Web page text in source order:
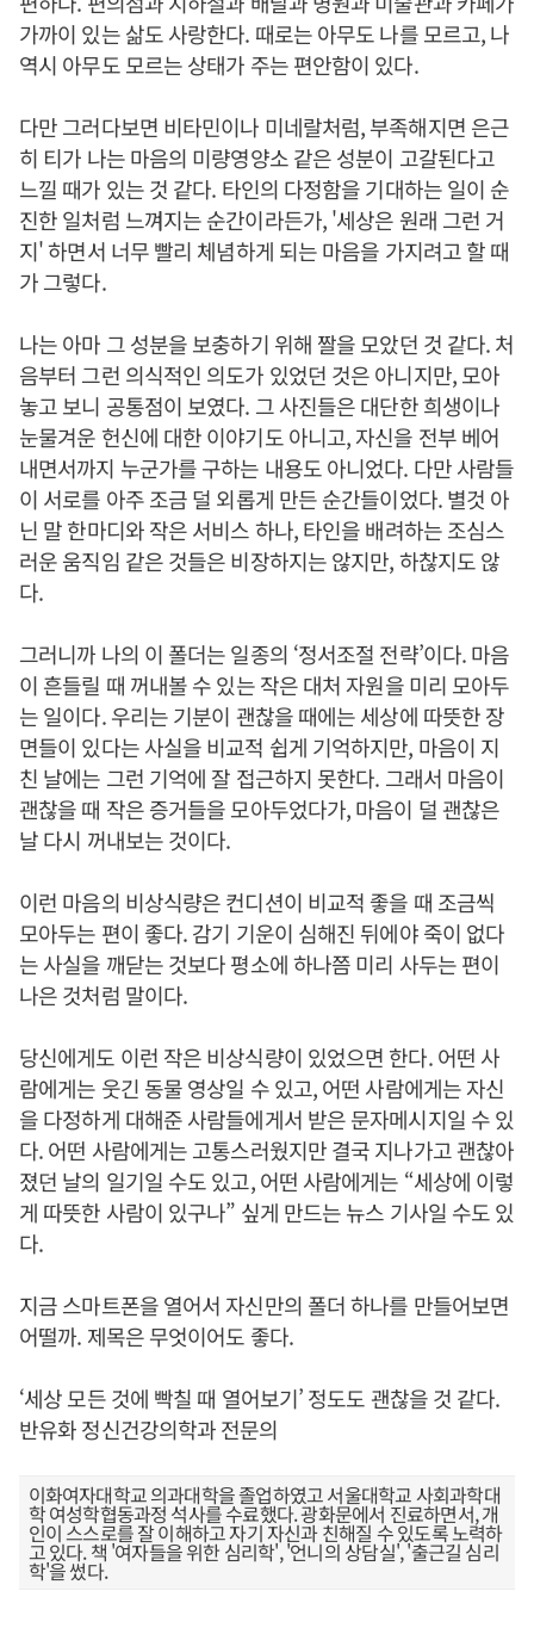
가까이 있는 삶도 사랑한다. 때로는 아무도 나를 모르고, 나
역시 아무도 모르는 상태가 주는 편안함이 있다.
다만 그러다보면 비타민이나 미네랄처럼, 부족해지면 은근
히 티가 나는 마음의 미량영양소 같은 성분이 고갈된다고
느낄 때가 있는 것 같다. 타인의 다정함을 기대하는 일이 순
진한 일처럼 느껴지는 순간이라든가, '세상은 원래 그런 거
지' 하면서 너무 빨리 체념하게 되는 마음을 가지려고 할 때
가 그렇다.
나는 아마 그 성분을 보충하기 위해 짤을 모았던 것 같다. 처
음부터 그런 의식적인 의도가 있었던 것은 아니지만, 모아
놓고 보니 공통점이 보였다. 그 사진들은 대단한 희생이나
눈물겨운 헌신에 대한 이야기도 아니고, 자신을 전부 베어
내면서까지 누군가를 구하는 내용도 아니었다. 다만 사람들
이 서로를 아주 조금 덜 외롭게 만든 순간들이었다. 별것 아
닌 말 한마디와 작은 서비스 하나, 타인을 배려하는 조심스
러운 움직임 같은 것들은 비장하지는 않지만, 하찮지도 않
다.
그러니까 나의 이 폴더는 일종의 ‘정서조절 전략’이다. 마음
이 흔들릴 때 꺼내볼 수 있는 작은 대처 자원을 미리 모아두
는 일이다. 우리는 기분이 괜찮을 때에는 세상에 따뜻한 장
면들이 있다는 사실을 비교적 쉽게 기억하지만, 마음이 지
친 날에는 그런 기억에 잘 접근하지 못한다. 그래서 마음이
괜찮을 때 작은 증거들을 모아두었다가, 마음이 덜 괜찮은
날 다시 꺼내보는 것이다.
이런 마음의 비상식량은 컨디션이 비교적 좋을 때 조금씩
모아두는 편이 좋다. 감기 기운이 심해진 뒤에야 죽이 없다
는 사실을 깨닫는 것보다 평소에 하나쯤 미리 사두는 편이
나은 것처럼 말이다.
당신에게도 이런 작은 비상식량이 있었으면 한다. 어떤 사
람에게는 웃긴 동물 영상일 수 있고, 어떤 사람에게는 자신
을 다정하게 대해준 사람들에게서 받은 문자메시지일 수 있
다. 어떤 사람에게는 고통스러웠지만 결국 지나가고 괜찮아
졌던 날의 일기일 수도 있고, 어떤 사람에게는 “세상에 이렇
게 따뜻한 사람이 있구나” 싶게 만드는 뉴스 기사일 수도 있
다.
지금 스마트폰을 열어서 자신만의 폴더 하나를 만들어보면
어떨까. 제목은 무엇이어도 좋다.
‘세상 모든 것에 빡칠 때 열어보기’ 정도도 괜찮을 것 같다.
반유화 정신건강의학과 전문의
이화여자대학교 의과대학을 졸업하였고 서울대학교 사회과학대
학 여성학협동과정 석사를 수료했다. 광화문에서 진료하면서, 개
인이 스스로를 잘 이해하고 자기 자신과 친해질 수 있도록 노력하
고 있다. 책 '여자들을 위한 심리학', '언니의 상담실', '출근길 심리
학'을 썼다.